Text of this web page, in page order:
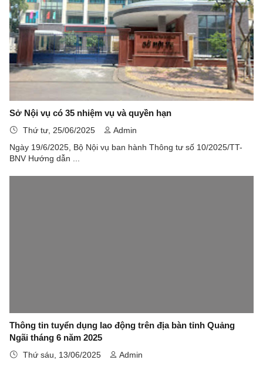
Sở Nội vụ có 35 nhiệm vụ và quyền hạn
Thứ tư, 25/06/2025
Admin
Ngày 19/6/2025, Bộ Nội vụ ban hành Thông tư số 10/2025/TT-
BNV Hướng dẫn ...
Thông tin tuyển dụng lao động trên địa bàn tỉnh Quảng
Ngãi tháng 6 năm 2025
Thứ sáu, 13/06/2025 Admin